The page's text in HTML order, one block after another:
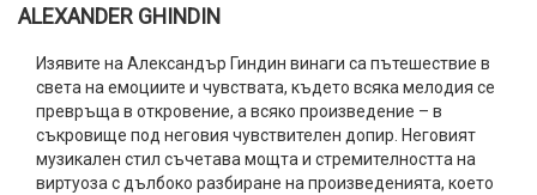
ALEXANDER GHINDIN
Изявите на Александър Гиндин винаги са пътешествие в
света на емоциите и чувствата, където всяка мелодия се
превръща в откровение, а всяко произведение – в
съкровище под неговия чувствителен допир. Неговият
музикален стил съчетава мощта и стремителността на
виртуоза с дълбоко разбиране на произведенията, което